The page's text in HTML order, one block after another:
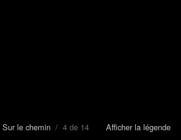
Sur le chemin / 4 de 14 Afficher la légende